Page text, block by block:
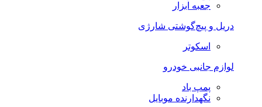
جعبه ابزار
دریل و پیچ‌گوشتی شارژی
اسکوتر
لوازم جانبی خودرو
پمپ باد
نگهدارنده موبایل